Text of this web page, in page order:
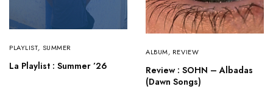
PLAYLIST, SUMMER
La Playlist : Summer ’26
ALBUM, REVIEW
Review : SOHN – Albadas
(Dawn Songs)